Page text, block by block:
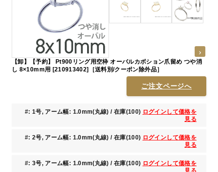
【卸】【予約】 Pt900リング用空枠 オーバルカボション爪留め つや消
し 8×10mm用 [210913402]［送料別/クーポン除外品］
ご注文ページへ
#: 1号, アーム幅: 1.0mm(丸線) / 在庫(100) ログインして価格を
見る
#: 2号, アーム幅: 1.0mm(丸線) / 在庫(100) ログインして価格を
見る
#: 3号, アーム幅: 1.0mm(丸線) / 在庫(100) ログインして価格を
見る